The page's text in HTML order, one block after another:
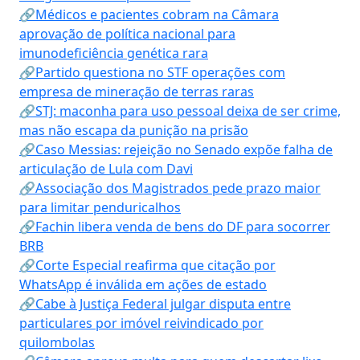
🔗Médicos e pacientes cobram na Câmara
aprovação de política nacional para
imunodeficiência genética rara
🔗Partido questiona no STF operações com
empresa de mineração de terras raras
🔗STJ: maconha para uso pessoal deixa de ser crime,
mas não escapa da punição na prisão
🔗Caso Messias: rejeição no Senado expõe falha de
articulação de Lula com Davi
🔗Associação dos Magistrados pede prazo maior
para limitar penduricalhos
🔗Fachin libera venda de bens do DF para socorrer
BRB
🔗Corte Especial reafirma que citação por
WhatsApp é inválida em ações de estado
🔗Cabe à Justiça Federal julgar disputa entre
particulares por imóvel reivindicado por
quilombolas